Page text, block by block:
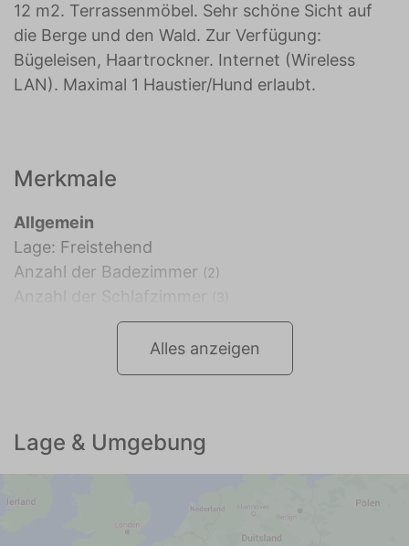
12 m2. Terrassenmöbel. Sehr schöne Sicht auf
die Berge und den Wald. Zur Verfügung:
Bügeleisen, Haartrockner. Internet (Wireless
LAN). Maximal 1 Haustier/Hund erlaubt.
Merkmale
Allgemein
Lage: Freistehend
Anzahl der Badezimmer (2)
Alles anzeigen
Lage & Umgebung